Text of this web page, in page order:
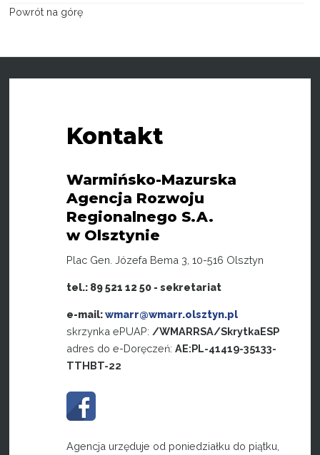
Powrót na górę
Kontakt
Warmińsko-Mazurska
Agencja Rozwoju
Regionalnego S.A.
w Olsztynie
Plac Gen. Józefa Bema 3, 10-516 Olsztyn
tel.: 89 521 12 50 - sekretariat
e-mail:wmarr@wmarr.olsztyn.pl
skrzynka ePUAP:/WMARRSA/SkrytkaESP
adres do e-Doręczeń:AE:PL-41419-35133-
TTHBT-22
Agencja urzęduje od poniedziałku do piątku,